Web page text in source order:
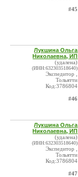
#45
Лукшина Ольга
Николаевна, ИП
(удалена)
(ИНН:632303518640)
Экспедитор ,
Тольятти
Код:3786804
#46
Лукшина Ольга
Николаевна, ИП
(удалена)
(ИНН:632303518640)
Экспедитор ,
Тольятти
Код:3786804
#47